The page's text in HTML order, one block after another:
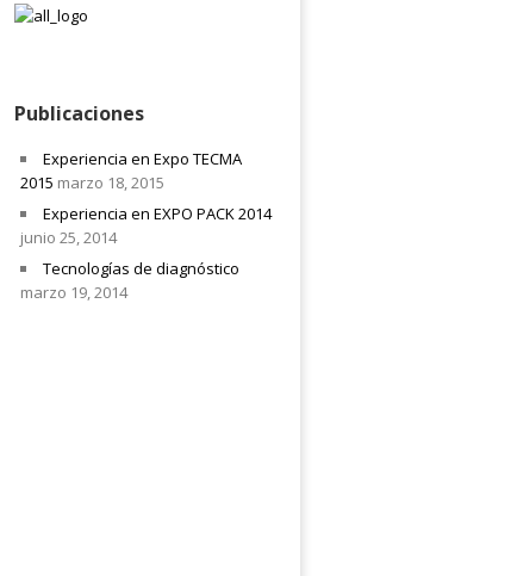
Publicaciones
Experiencia en Expo TECMA
2015 marzo 18, 2015
Experiencia en EXPO PACK 2014
junio 25, 2014
Tecnologías de diagnóstico
marzo 19, 2014